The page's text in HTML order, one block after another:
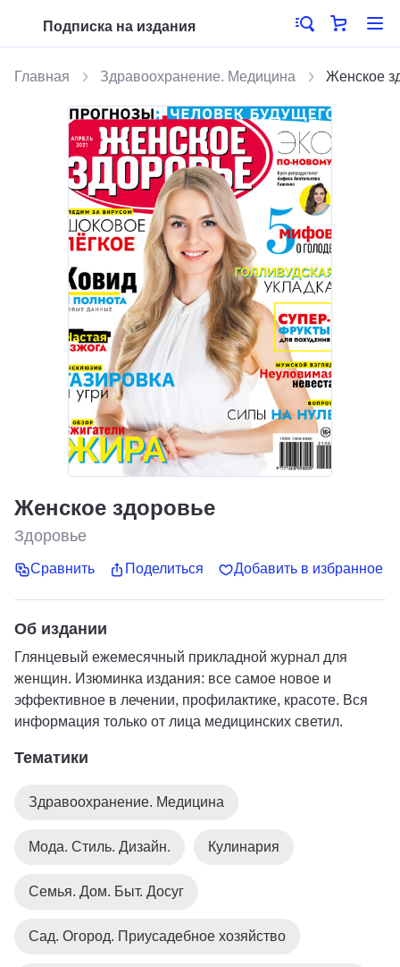
Подписка на издания
Главная Здравоохранение. Медицина Женское
Женское здоровье
Здоровье
Сравнить Поделиться Добавить в избранное
Об издании
Глянцевый ежемесячный прикладной журнал для
женщин. Изюминка издания: все самое новое и
эффективное в лечении, профилактике, красоте. Вся
информация только от лица медицинских светил.
Тематики
Здравоохранение. Медицина
Мода. Стиль. Дизайн. Кулинария
Семья. Дом. Быт. Досуг
Сад. Огород. Приусадебное хозяйство